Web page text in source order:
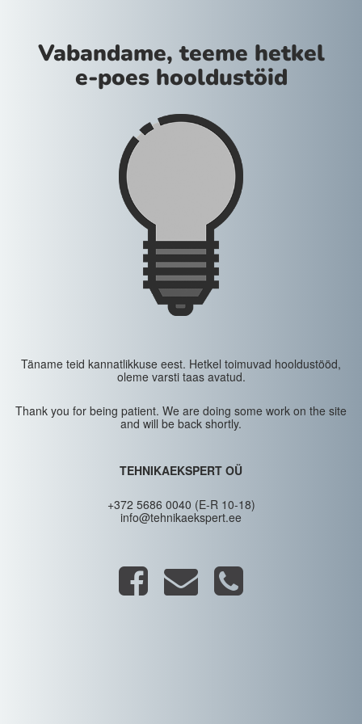
Vabandame, teeme hetkel
e-poes hooldustöid
Täname teid kannatlikkuse eest. Hetkel toimuvad hooldustööd,
oleme varsti taas avatud.
Thank you for being patient. We are doing some work on the site
and will be back shortly.
TEHNIKAEKSPERT OÜ
+372 5686 0040 (E-R 10-18)
info@tehnikaekspert.ee